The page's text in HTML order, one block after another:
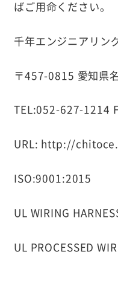
ばご用命ください。
千年エンジニアリン
〒457-0815 愛知県
TEL:052-627-1214
URL: http://
ISO:9001:2015
UL WIRING
UL PROCESSED